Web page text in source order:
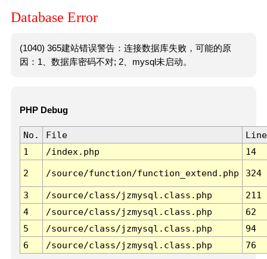
Database Error
(1040) 365建站错误警告：连接数据库失败，可能的原
因：1、数据库密码不对; 2、mysql未启动。
PHP Debug
No. File
Line
1
/index.php 14
2 /source/function/function_extend.php 324
3 /source/class/jzmysql.class.php
211
4
/source/class/jzmysql.class.php
62
5
/source/class/jzmysql.class.php
94
6
/source/class/jzmysql.class.php 76